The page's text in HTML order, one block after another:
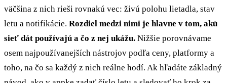
väčšina z nich rieši rovnakú vec: živú polohu lietadla, stav
letu a notifikácie. Rozdiel medzi nimi je hlavne v tom, akú
sieť dát používajú a čo z nej ukážu. Nižšie porovnávame
osem najpoužívanejších nástrojov podľa ceny, platformy a
toho, na čo sa každý z nich reálne hodí. Ak hľadáte základný